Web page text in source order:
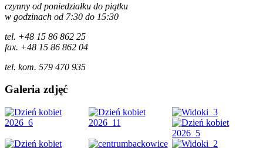
czynny od poniedziałku do piątku
w godzinach od 7:30 do 15:30
tel. +48 15 86 862 25
fax. +48 15 86 862 04
tel. kom. 579 470 935
Galeria zdjęć